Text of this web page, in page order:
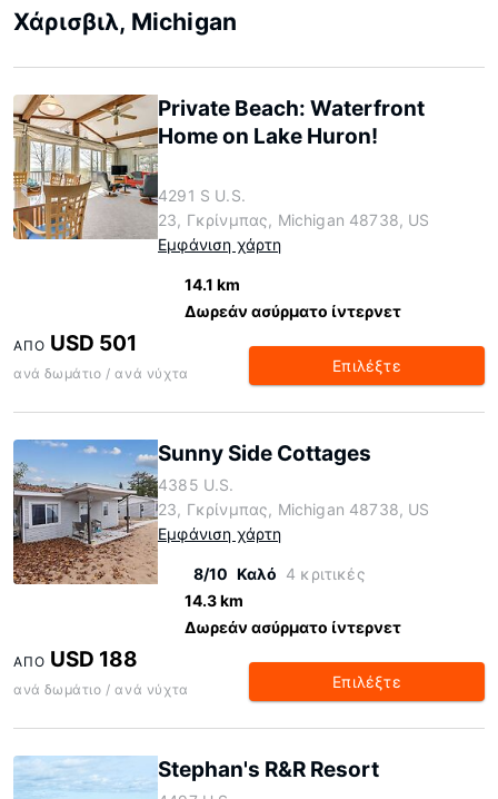
Χάρισβιλ, Michigan
Private Beach: Waterfront
Home on Lake Huron!
4291 S U.S.
23, Γκρίνμπας, Michigan 48738, US
Εμφάνιση χάρτη
14.1 km
Δωρεάν ασύρματο ίντερνετ
ΑΠΌ USD 501
ανά δωμάτιο / ανά νύχτα Επιλέξτε
Sunny Side Cottages
4385 U.S.
23, Γκρίνμπας, Michigan 48738, US
Εμφάνιση χάρτη
8/10 Καλό 4 κριτικές
14.3 km
Δωρεάν ασύρματο ίντερνετ
ΑΠΌ USD 188
ανά δωμάτιο / ανά νύχτα Επιλέξτε
Stephan's R&R Resort